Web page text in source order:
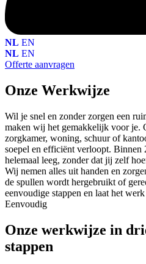
NL EN
NL EN
Offerte aanvragen
Onze Werkwijze
Wil je snel en zonder zorgen een
maken wij het gemakkelijk voor je.
zorgkamer, woning, schuur of
soepel en efficiënt verloopt. Binnen
helemaal leeg, zonder dat jij zelf
Wij nemen alles uit handen en
de spullen wordt hergebruikt of
eenvoudige stappen en laat het
Eenvoudig
Onze werkwijze in
stappen